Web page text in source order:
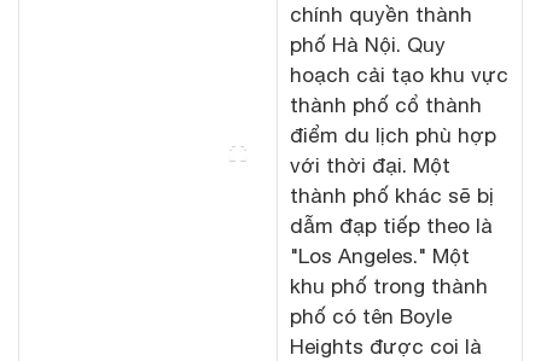
chính quyền thành
phố Hà Nội. Quy
hoạch cải tạo khu vực
thành phố cổ thành
điểm du lịch phù hợp
với thời đại. Một
thành phố khác sẽ bị
dẫm đạp tiếp theo là
"Los Angeles." Một
khu phố trong thành
phố có tên Boyle
Heights được coi là